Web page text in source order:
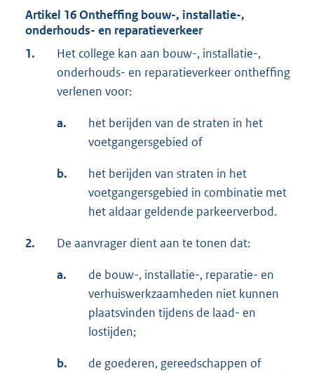
Artikel 16 Ontheffing bouw-, installatie-,
onderhouds- en reparatieverkeer
1.
Het college kan aan bouw-, installatie-,
onderhouds- en reparatieverkeer ontheffing
verlenen voor:
a.
het berijden van de straten in het
voetgangersgebied of
b.
het berijden van straten in het
voetgangersgebied in combinatie met
het aldaar geldende parkeerverbod.
2. De aanvrager dient aan te tonen dat:
a.
de bouw-, installatie-, reparatie- en
verhuiswerkzaamheden niet kunnen
plaatsvinden tijdens de laad- en
lostijden;
b.
de goederen, gereedschappen of